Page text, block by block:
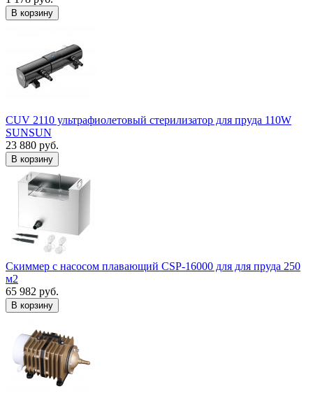
В корзину
CUV 2110 ультрафиолетовый стерилизатор для пруда 110W
SUNSUN
23 880 руб.
В корзину
Скиммер с насосом плавающий CSP-16000 для для пруда 250
м2
65 982 руб.
В корзину